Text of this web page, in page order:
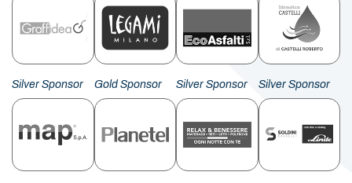
Silver Sponsor Gold Sponsor Silver Sponsor Silver Sponsor